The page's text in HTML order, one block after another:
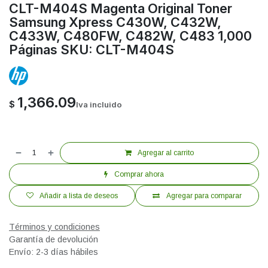
CLT-M404S Magenta Original Toner
Samsung Xpress C430W, C432W,
C433W, C480FW, C482W, C483 1,000
Páginas SKU: CLT-M404S
$ 1,366.09Iva incluido
Agregar al carrito
Comprar ahora
Agregar para comparar
Añadir a lista de deseos
Términos y condiciones
Garantía de devolución
Envío: 2-3 días hábiles